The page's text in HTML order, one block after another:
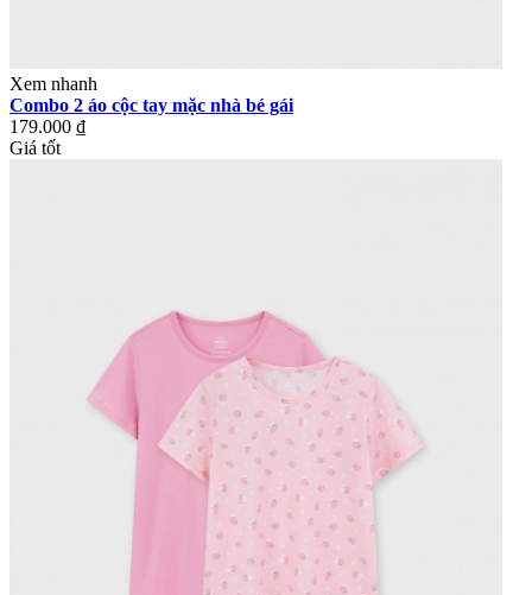
Xem nhanh
Combo 2 áo cộc tay mặc nhà bé gái
179.000 ₫
Giá tốt